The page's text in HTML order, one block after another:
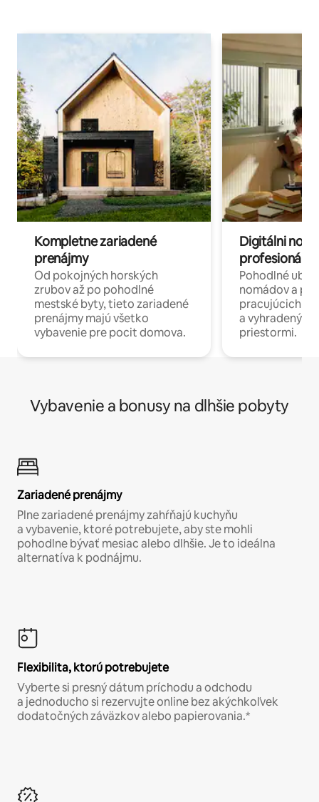
Kompletne zariadené
prenájmy
Od pokojných horských
zrubov až po pohodlné
mestské byty, tieto zariadené
prenájmy majú všetko
vybavenie pre pocit domova.
Digitálni
profesionáli
Pohodlné
nomádov a
pracujúcich
a
priestormi.
Vybavenie a bonusy na dlhšie pobyty
Zariadené prenájmy
Plne zariadené prenájmy zahŕňajú kuchyňu
a vybavenie, ktoré potrebujete, aby ste mohli
pohodlne bývať mesiac alebo dlhšie. Je to ideálna
alternatíva k podnájmu.
Flexibilita, ktorú potrebujete
Vyberte si presný dátum príchodu a odchodu
a jednoducho si rezervujte online bez akýchkoľvek
dodatočných záväzkov alebo papierovania.*